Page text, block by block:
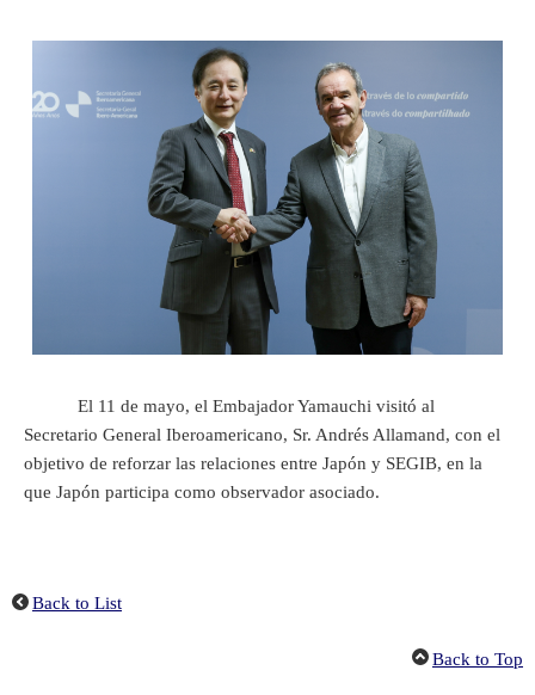
El 11 de mayo, el Embajador Yamauchi visitó al
Secretario General Iberoamericano, Sr. Andrés Allamand, con el
objetivo de reforzar las relaciones entre Japón y SEGIB, en la
que Japón participa como observador asociado.
Back to List
Back to Top